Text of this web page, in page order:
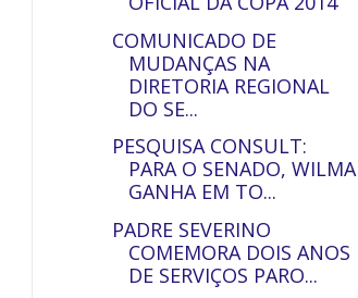
COMUNICADO DE
MUDANÇAS NA
DIRETORIA REGIONAL
DO SE...
PESQUISA CONSULT:
PARA O SENADO, WILMA
GANHA EM TO...
PADRE SEVERINO
COMEMORA DOIS ANOS
DE SERVIÇOS PARO...